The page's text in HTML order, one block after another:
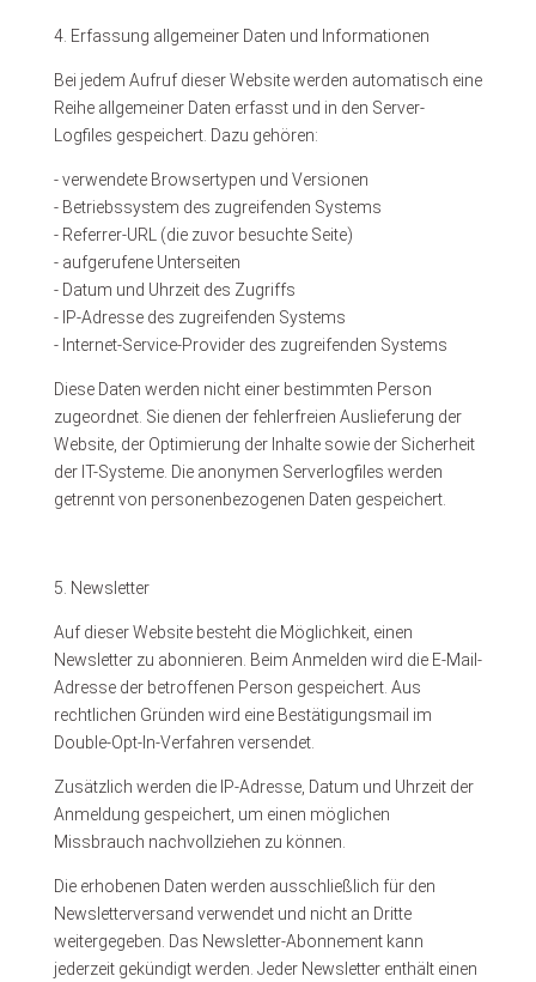
4. Erfassung allgemeiner Daten und Informationen
Bei jedem Aufruf dieser Website werden automatisch eine
Reihe allgemeiner Daten erfasst und in den Server-
Logfiles gespeichert. Dazu gehören:
- verwendete Browsertypen und Versionen
- Betriebssystem des zugreifenden Systems
- Referrer-URL (die zuvor besuchte Seite)
- aufgerufene Unterseiten
- Datum und Uhrzeit des Zugriffs
- IP-Adresse des zugreifenden Systems
- Internet-Service-Provider des zugreifenden Systems
Diese Daten werden nicht einer bestimmten Person
zugeordnet. Sie dienen der fehlerfreien Auslieferung der
Website, der Optimierung der Inhalte sowie der Sicherheit
der IT-Systeme. Die anonymen Serverlogfiles werden
getrennt von personenbezogenen Daten gespeichert.
5. Newsletter
Auf dieser Website besteht die Möglichkeit, einen
Newsletter zu abonnieren. Beim Anmelden wird die E-Mail-
Adresse der betroffenen Person gespeichert. Aus
rechtlichen Gründen wird eine Bestätigungsmail im
Double-Opt-In-Verfahren versendet.
Zusätzlich werden die IP-Adresse, Datum und Uhrzeit der
Anmeldung gespeichert, um einen möglichen
Missbrauch nachvollziehen zu können.
Die erhobenen Daten werden ausschließlich für den
Newsletterversand verwendet und nicht an Dritte
weitergegeben. Das Newsletter-Abonnement kann
jederzeit gekündigt werden. Jeder Newsletter enthält einen